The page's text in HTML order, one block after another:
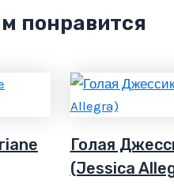
понравится
Голая
(Jessica